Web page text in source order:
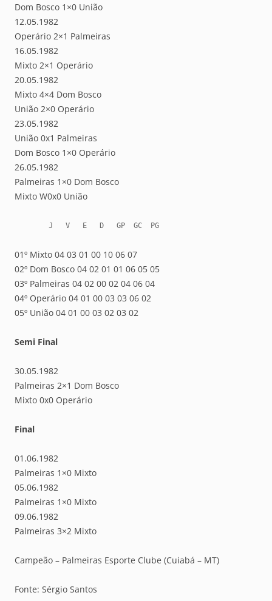
Dom Bosco 1×0 União
12.05.1982
Operário 2×1 Palmeiras
16.05.1982
Mixto 2×1 Operário
20.05.1982
Mixto 4×4 Dom Bosco
União 2×0 Operário
23.05.1982
União 0x1 Palmeiras
Dom Bosco 1×0 Operário
26.05.1982
Palmeiras 1×0 Dom Bosco
Mixto W0x0 União
        J   V   E   D   GP  GC  PG
01º Mixto 04 03 01 00 10 06 07
02º Dom Bosco 04 02 01 01 06 05 05
03º Palmeiras 04 02 00 02 04 06 04
04º Operário 04 01 00 03 03 06 02
05º União 04 01 00 03 02 03 02
Semi Final
30.05.1982
Palmeiras 2×1 Dom Bosco
Mixto 0x0 Operário
Final
01.06.1982
Palmeiras 1×0 Mixto
05.06.1982
Palmeiras 1×0 Mixto
09.06.1982
Palmeiras 3×2 Mixto
Campeão – Palmeiras Esporte Clube (Cuiabá – MT)
Fonte: Sérgio Santos